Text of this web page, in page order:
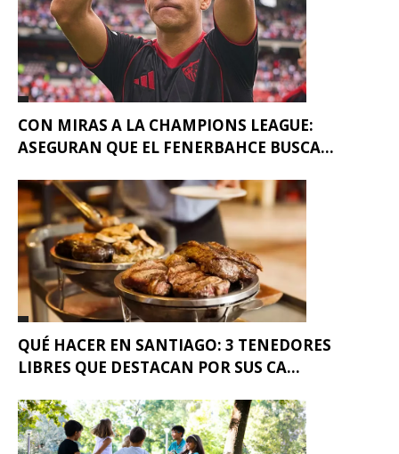
CON MIRAS A LA CHAMPIONS LEAGUE:
ASEGURAN QUE EL FENERBAHCE BUSCA...
QUÉ HACER EN SANTIAGO: 3 TENEDORES
LIBRES QUE DESTACAN POR SUS CA...